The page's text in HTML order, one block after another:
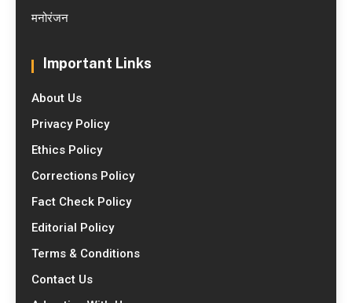
मनोरंजन
Important Links
About Us
Privacy Policy
Ethics Policy
Corrections Policy
Fact Check Policy
Editorial Policy
Terms & Conditions
Contact Us